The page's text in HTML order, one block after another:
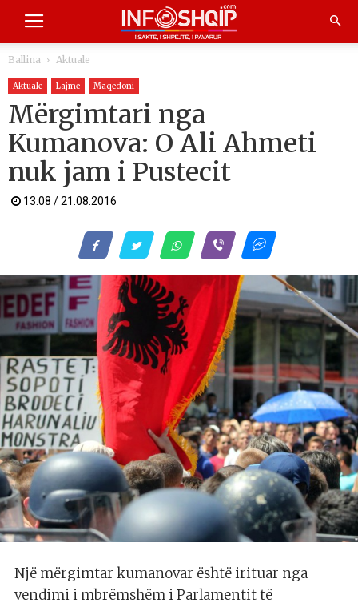
Ballina Aktuale
Aktuale Lajme Maqedoni
Mërgimtari nga
Kumanova: O Ali Ahmeti
nuk jam i Pustecit
13:08 / 21.08.2016
Një mërgimtar kumanovar është irituar nga
vendimi i mbrëmshëm i Parlamentit të